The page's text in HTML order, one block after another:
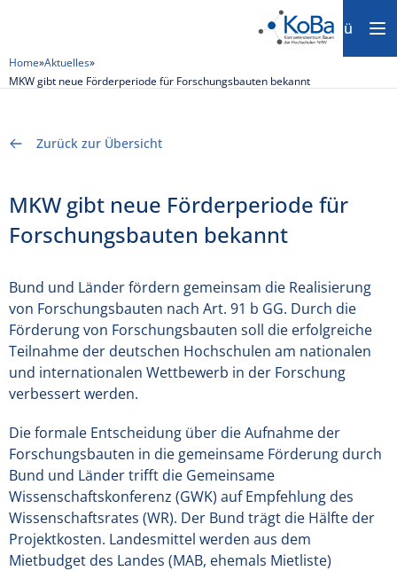
Menü
Home»Aktuelles»
MKW gibt neue Förderperiode für Forschungsbauten bekannt
Zurück zur Übersicht
MKW gibt neue Förderperiode für
Forschungsbauten bekannt
Bund und Länder fördern gemeinsam die Realisierung
von Forschungsbauten nach Art. 91 b GG. Durch die
Förderung von Forschungsbauten soll die erfolgreiche
Teilnahme der deutschen Hochschulen am nationalen
und internationalen Wettbewerb in der Forschung
verbessert werden.
Die formale Entscheidung über die Aufnahme der
Forschungsbauten in die gemeinsame Förderung durch
Bund und Länder trifft die Gemeinsame
Wissenschaftskonferenz (GWK) auf Empfehlung des
Wissenschaftsrates (WR). Der Bund trägt die Hälfte der
Projektkosten. Landesmittel werden aus dem
Mietbudget des Landes (MAB, ehemals Mietliste)